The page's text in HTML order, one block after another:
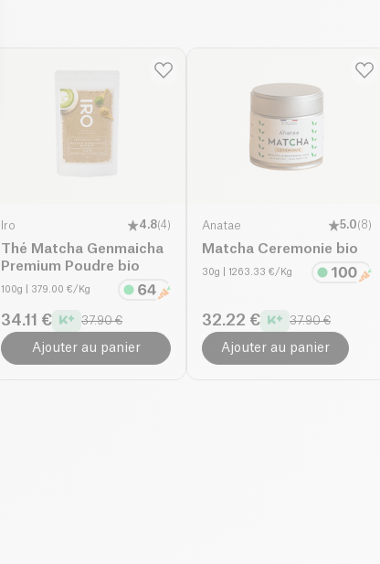
Iro 4.8(4)
Thé Matcha Genmaicha
Premium Poudre bio
100g | 379.00 €/Kg
34.11 € 37.90 €
Ajouter au panier
Anatae 5.0(8)
Matcha Ceremonie bio
30g | 1263.33 €/Kg
32.22 € 37.90 €
Ajouter au panier